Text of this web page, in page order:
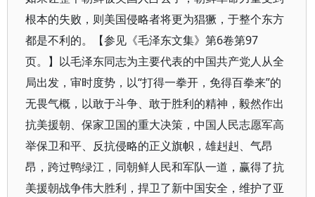
根本的失败，则美国侵略者将更为猖獗，于整个东方
都是不利的。【参见《毛泽东文集》第6卷第97
页。】以毛泽东同志为主要代表的中国共产党人从全
局出发，审时度势，以“打得一拳开，免得百拳来”的
无畏气概，以敢于斗争、敢于胜利的精神，毅然作出
抗美援朝、保家卫国的重大决策，中国人民志愿军高
举保卫和平、反抗侵略的正义旗帜，雄赳赳、气昂
昂，跨过鸭绿江，同朝鲜人民和军队一道，赢得了抗
美援朝战争伟大胜利，捍卫了新中国安全，维护了亚